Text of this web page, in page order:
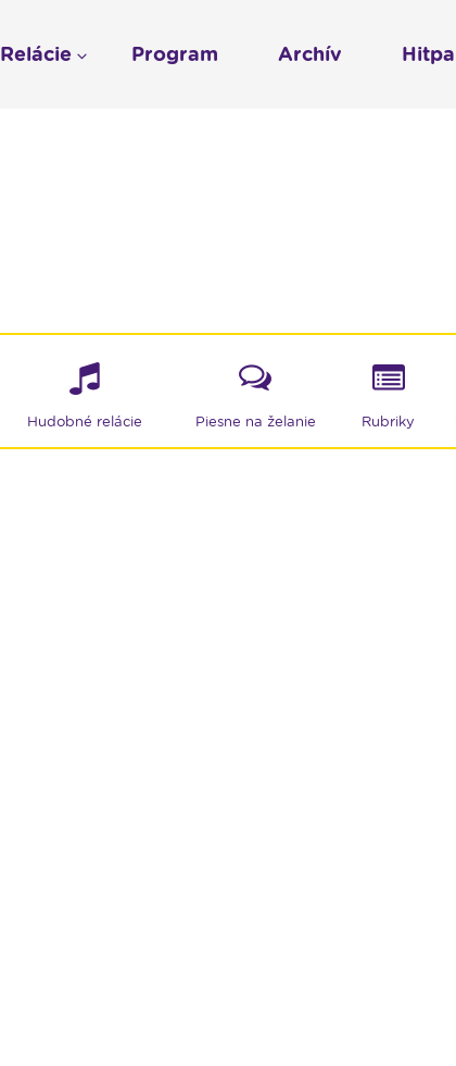
Hudobné relácie Piesne na želanie Rubriky
Profil
Relácie Program Archív